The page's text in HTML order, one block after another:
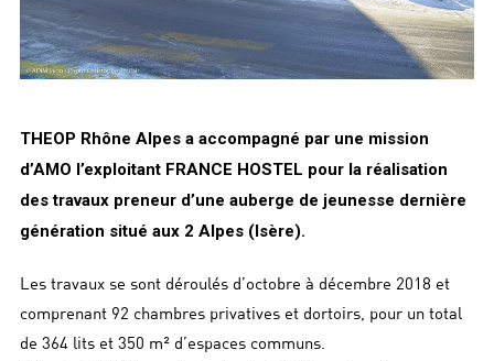
THEOP Rhône Alpes a accompagné par une mission
d’AMO l’exploitant FRANCE HOSTEL pour la réalisation
des travaux preneur d’une auberge de jeunesse dernière
génération situé aux 2 Alpes (Isère).
Les travaux se sont déroulés d’octobre à décembre 2018 et
comprenant 92 chambres privatives et dortoirs, pour un total
de 364 lits et 350 m² d’espaces communs.